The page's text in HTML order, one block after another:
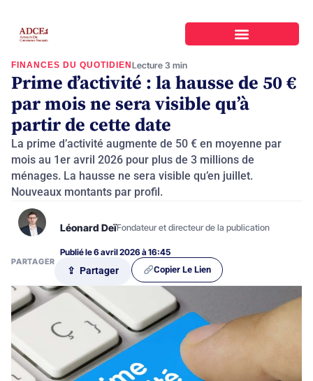
FINANCES DU QUOTIDIENLecture 3 min
Prime d’activité : la hausse de 50 €
par mois ne sera visible qu’à
partir de cette date
La prime d’activité augmente de 50 € en moyenne par
mois au 1er avril 2026 pour plus de 3 millions de
ménages. La hausse ne sera visible qu’en juillet.
Nouveaux montants par profil.
Léonard DeïFondateur et directeur de la publication
Publié le 6 avril 2026 à 16:45
PARTAGER
⇪ Partager Copier Le Lien